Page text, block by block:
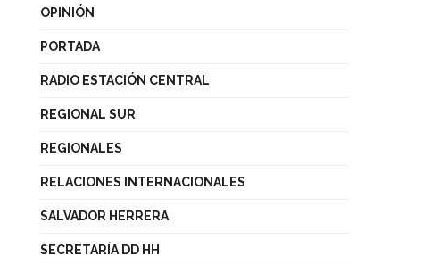
OPINIÓN
PORTADA
RADIO ESTACIÓN CENTRAL
REGIONAL SUR
REGIONALES
RELACIONES INTERNACIONALES
SALVADOR HERRERA
SECRETARÍA DD HH